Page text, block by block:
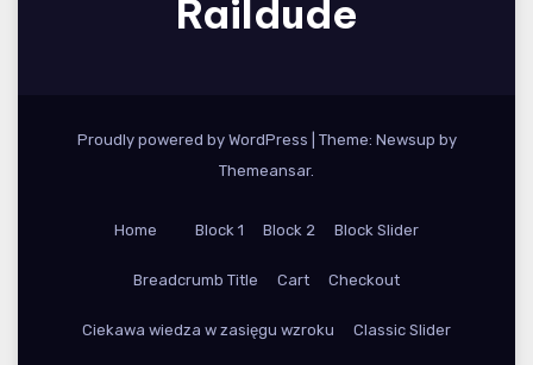
Raildude
Proudly powered by WordPress
Theme: Newsup by
Themeansar.
Home Block 1 Block 2 Block Slider
Breadcrumb Title Cart Checkout
Ciekawa wiedza w zasięgu wzroku Classic Slider